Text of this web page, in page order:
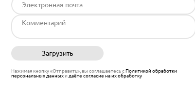
Загрузить
Нажимая кнопку «Отправить», вы соглашаетесь сПолитикой обработки
персональных данныхи даёте согласие на их обработку